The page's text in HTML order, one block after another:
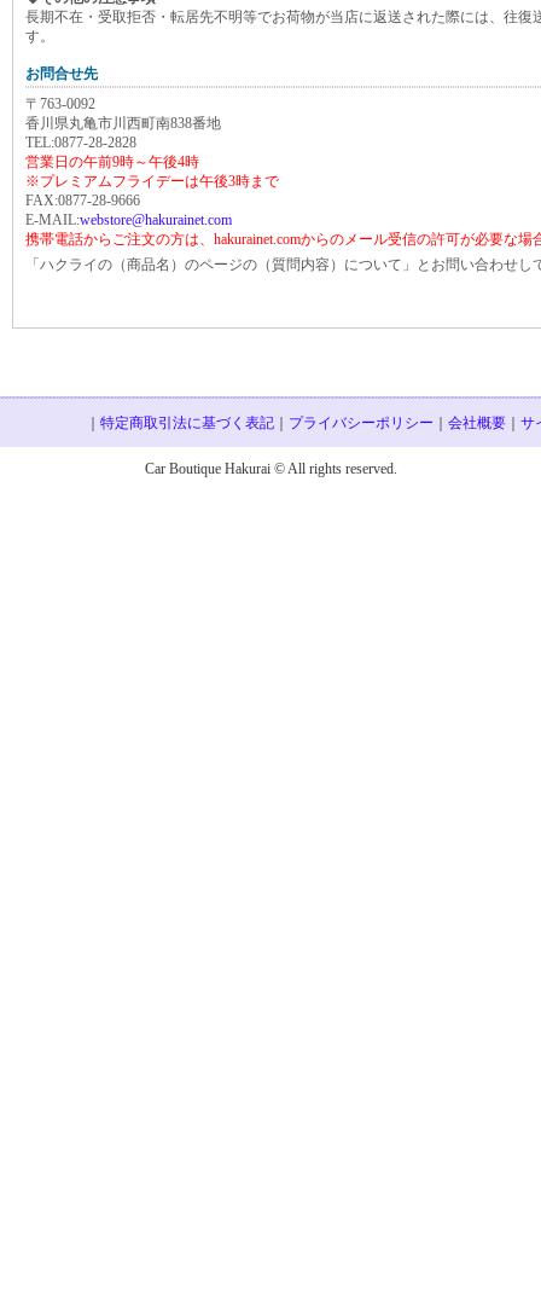
長期不在・受取拒否・転居先不明等でお荷物が当店に返送された際には、往復
す。
お問合せ先
〒763-0092
香川県丸亀市川西町南838番地
TEL:0877-28-2828
営業日の午前9時～午後4時
※プレミアムフライデーは午後3時まで
FAX:0877-28-9666
E-MAIL:webstore@hakurainet.com
携帯電話からご注文の方は、hakurainet.comからのメール受信の許可が必要な場
「ハクライの（商品名）のページの（質問内容）について」とお問い合わせし
｜ 特定商取引法に基づく表記 ｜ プライバシーポリシー ｜ 会社概要 ｜ サ
Car Boutique Hakurai © All rights reserved.